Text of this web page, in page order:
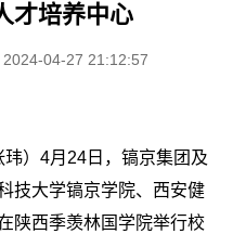
才培养中心
04-27 21:12:57
）4月24日，镐京集团及
技大学镐京学院、西安健
陕西季羡林国学院举行校